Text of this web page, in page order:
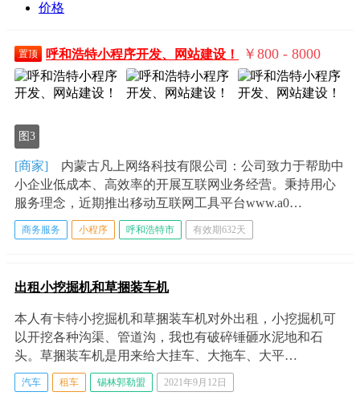
价格
置顶 呼和浩特小程序开发、网站建设！ ￥800 - 8000
图3
[商家] 内蒙古凡上网络科技有限公司：公司致力于帮助中
小企业低成本、高效率的开展互联网业务经营。秉持用心
服务理念，近期推出移动互联网工具平台www.a0…
商务服务 小程序 呼和浩特市 有效期632天
出租小挖掘机和草捆装车机
本人有卡特小挖掘机和草捆装车机对外出租，小挖掘机可
以开挖各种沟渠、管道沟，我也有破碎锤砸水泥地和石
头。草捆装车机是用来给大挂车、大拖车、大平…
汽车 租车 锡林郭勒盟 2021年9月12日